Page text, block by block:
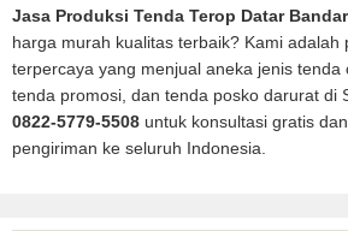
Jasa Produksi Tenda Terop Datar
harga murah kualitas terbaik? Kami adalah
terpercaya yang menjual aneka jenis tenda
tenda promosi, dan tenda posko darurat di
0822-5779-5508 untuk konsultasi gratis
pengiriman ke seluruh Indonesia.